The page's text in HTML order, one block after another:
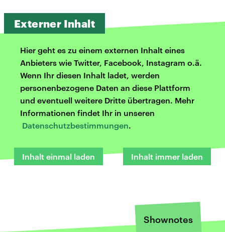
Externer Inhalt
Hier geht es zu einem externen Inhalt eines
Anbieters wie Twitter, Facebook, Instagram o.ä.
Wenn Ihr diesen Inhalt ladet, werden
personenbezogene Daten an diese Plattform
und eventuell weitere Dritte übertragen. Mehr
Informationen findet Ihr in unseren
Datenschutzbestimmungen.
Inhalt einmal laden Inhalt immer laden
Shownotes